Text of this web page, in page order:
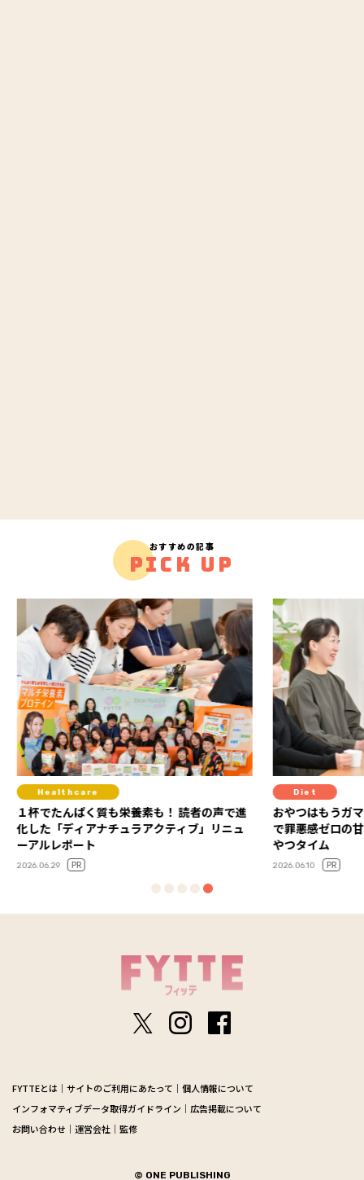
おすすめの記事
PICK UP
声で進
ニュ
Diet
おやつはもうガマンしない！ 「ラカントS」
で罪悪感ゼロの甘～い糖質オフスイーツでお
やつタイム
2026.06.10
“がん
康”へ
アに注
2026.07.01
FYTTEとは サイトのご利用にあたって
個人情報について
インフォマティブデータ取得ガイドライン
広告掲載について
お問い合わせ
運営会社 監修
© ONE PUBLISHING